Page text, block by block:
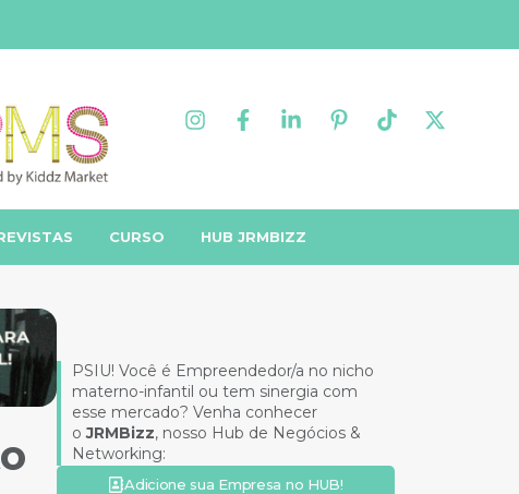
CURSO HUB JRMBIZZ
PSIU! Você é Empreendedor/a no nicho
materno-infantil ou tem sinergia com
esse mercado? Venha conhecer
oJRMBizz, nosso Hub de Negócios &
Networking:
Adicione sua Empresa no HUB!